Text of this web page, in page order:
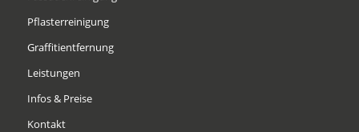
Pflasterreinigung
Graffitientfernung
Leistungen
Infos & Preise
Kontakt